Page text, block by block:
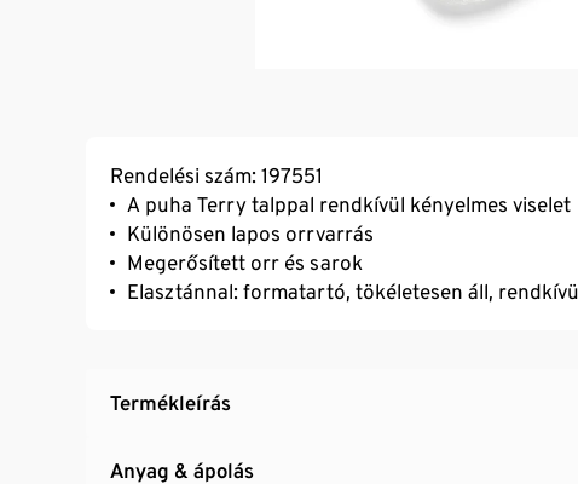
Rendelési szám: 197551
A puha Terry talppal rendkívül kényelmes viselet
Különösen lapos orrvarrás
Megerősített orr és sarok
Elasztánnal: formatartó, tökéletesen áll,
Termékleírás
Anyag & ápolás